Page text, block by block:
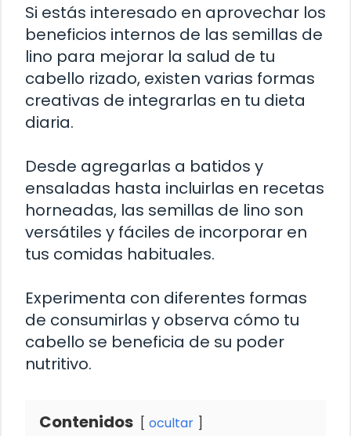
Si estás interesado en aprovechar los
beneficios internos de las semillas de
lino para mejorar la salud de tu
cabello rizado, existen varias formas
creativas de integrarlas en tu dieta
diaria.
Desde agregarlas a batidos y
ensaladas hasta incluirlas en recetas
horneadas, las semillas de lino son
versátiles y fáciles de incorporar en
tus comidas habituales.
Experimenta con diferentes formas
de consumirlas y observa cómo tu
cabello se beneficia de su poder
nutritivo.
Contenidos ocultar